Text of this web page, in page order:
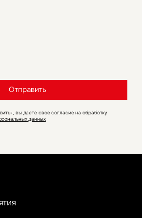
Отправить
вы даете свое согласие на обработку
данных